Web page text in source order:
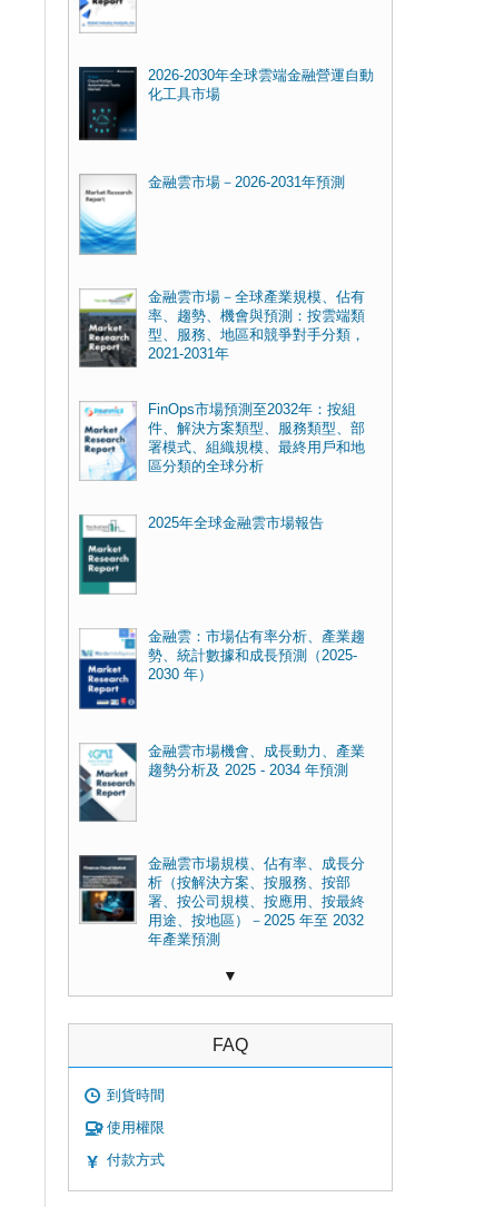
2026-2030年全球雲端金融營運自動
化工具市場
金融雲市場－2026-2031年預測
金融雲市場－全球產業規模、佔有
率、趨勢、機會與預測：按雲端類
型、服務、地區和競爭對手分類，
2021-2031年
FinOps市場預測至2032年：按組
件、解決方案類型、服務類型、部
署模式、組織規模、最終用戶和地
區分類的全球分析
2025年全球金融雲市場報告
金融雲：市場佔有率分析、產業趨
勢、統計數據和成長預測（2025-
2030 年）
金融雲市場機會、成長動力、產業
趨勢分析及 2025 - 2034 年預測
金融雲市場規模、佔有率、成長分
析（按解決方案、按服務、按部
署、按公司規模、按應用、按最終
用途、按地區）－2025 年至 2032
年產業預測
▼
FAQ
到貨時間
使用權限
付款方式